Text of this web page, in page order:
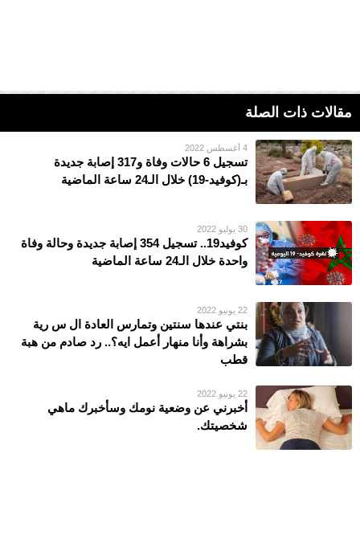
مقالات ذات الصلة
4 أغسطس 2022
تسجيل 6 حالات وفاة و317 إصابة جديدة
بـ(كوفيد-19) خلال الـ24 ساعة الماضية
30 يوليو 2022
كوفيد19.. تسجيل 354 إصابة جديدة وحالة وفاة
واحدة خلال الـ24 ساعة الماضية
22 يونيو 2022
بنتي عندها سنتين وتمارس العادة ال س رية
بشراهة وأنا منهار أعمل ايه؟.. رد صادم من هبة
قطب
22 يونيو 2022
أخبرني عن وضعية نومك وسأخبرك ماهي
شخصيتك.